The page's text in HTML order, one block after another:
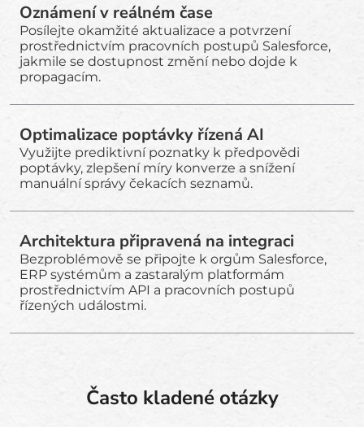
Oznámení v reálném čase
Posílejte okamžité aktualizace a potvrzení
prostřednictvím pracovních postupů Salesforce,
jakmile se dostupnost změní nebo dojde k
propagacím.
Optimalizace poptávky řízená AI
Využijte prediktivní poznatky k předpovědi
poptávky, zlepšení míry konverze a snížení
manuální správy čekacích seznamů.
Architektura připravená na integraci
Bezproblémově se připojte k orgům Salesforce,
ERP systémům a zastaralým platformám
prostřednictvím API a pracovních postupů
řízených událostmi.
Často kladené otázky